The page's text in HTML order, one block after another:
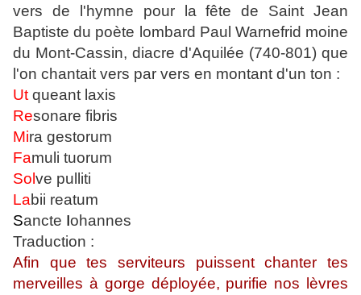
vers de l'hymne pour la fête de Saint Jean
Baptiste du poète lombard Paul Warnefrid moine
du Mont-Cassin, diacre d'Aquilée (740-801) que
l'on chantait vers par vers en montant d'un ton :
Ut queant laxis
Resonare fibris
Mira gestorum
Famuli tuorum
Sol ve pulliti
Labii reatum
Sancte Iohannes
Traduction :
Afin que tes serviteurs puissent chanter tes
merveilles à gorge déployée, purifie nos lèvres